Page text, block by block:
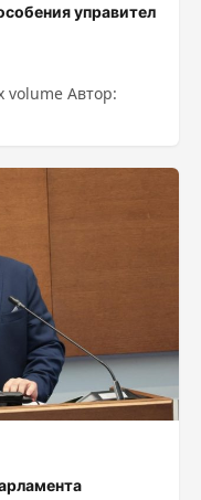
управител
volume Автор: